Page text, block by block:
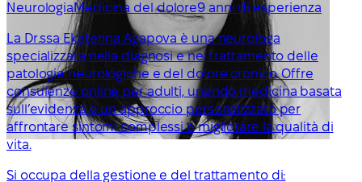
NeurologiaMedicina del dolore9 anni di esperienza
La Dr.ssa Ekaterina Agapova è una neurologa
specializzata nella diagnosi e nel trattamento delle
patologie neurologiche e del dolore cronico. Offre
consulenze online per adulti, unendo medicina basata
sull’evidenza e un approccio personalizzato per
affrontare sintomi complessi e migliorare la qualità di
vita.
Si occupa della gestione e del trattamento di: